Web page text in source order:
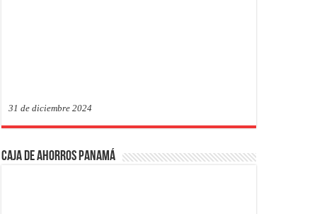
31 de diciembre 2024
Caja de Ahorros Panamá